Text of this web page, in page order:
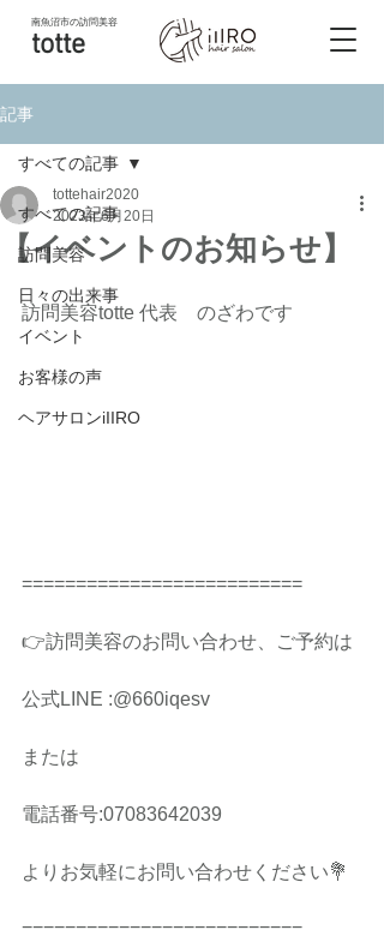
南魚沼市の訪問美容
totte
記事
すべての記事
訪問美容
日々の出来事
イベント
お客様の声
ヘアサロンiIIRO
すべての記事
【イベントのお知らせ】
tottehair2020
2023年6月20日
訪問美容totte 代表　のざわです
==========================
👉訪問美容のお問い合わせ、ご予約は
公式LINE :@660iqesv
または
電話番号:07083642039
よりお気軽にお問い合わせください💐